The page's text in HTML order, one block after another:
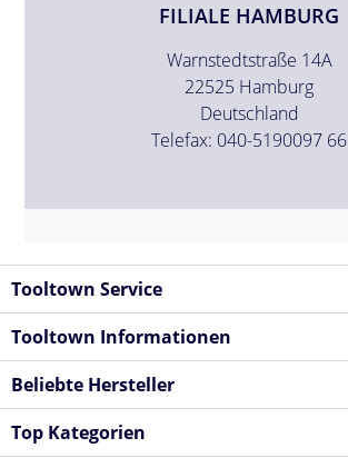
FILIALE HAMBURG
Warnstedtstraße 14A
22525 Hamburg
Deutschland
Telefax: 040-5190097 66
Tooltown Service
Tooltown Informationen
Beliebte Hersteller
Top Kategorien